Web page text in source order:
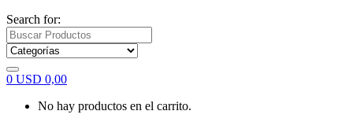
Search for:
0 USD 0,00
No hay productos en el carrito.